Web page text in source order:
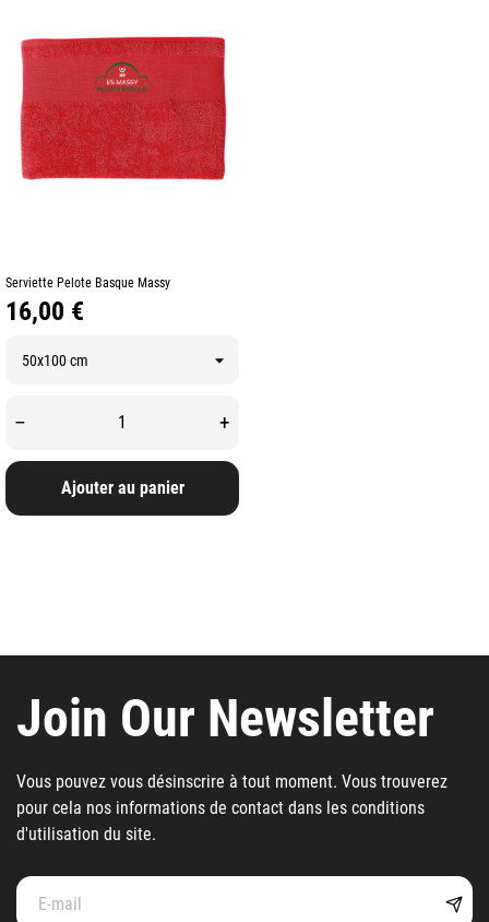
Serviette Pelote Basque Massy
Prix
16,00 €
– +
Ajouter au panier
Join Our Newsletter
Vous pouvez vous désinscrire à tout moment. Vous trouverez
pour cela nos informations de contact dans les conditions
d'utilisation du site.